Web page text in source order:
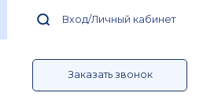
Вход/Личный кабинет
Заказать звонок